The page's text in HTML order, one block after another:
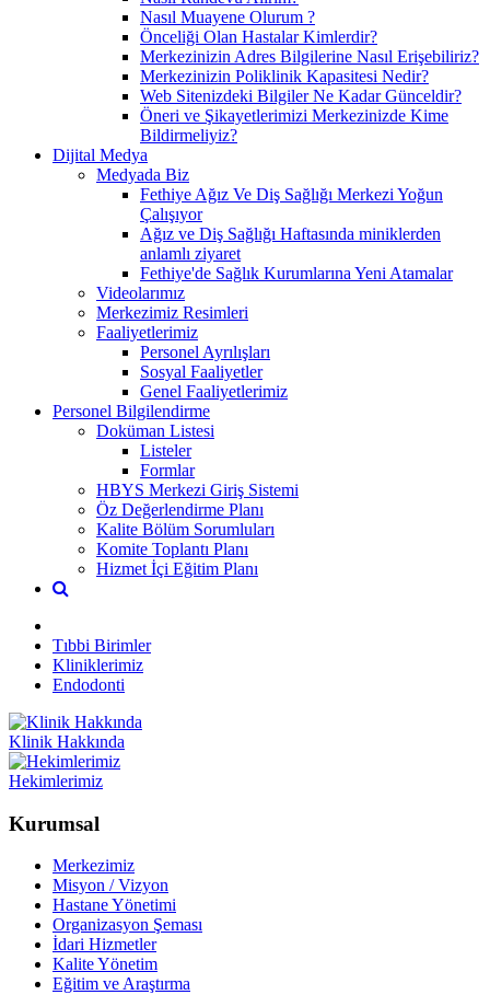
Nasıl Muayene Olurum ?
Önceliği Olan Hastalar Kimlerdir?
Merkezinizin Adres Bilgilerine Nasıl Erişebiliriz?
Merkezinizin Poliklinik Kapasitesi Nedir?
Web Sitenizdeki Bilgiler Ne Kadar Günceldir?
Öneri ve Şikayetlerimizi Merkezinizde Kime
Bildirmeliyiz?
Dijital Medya
Medyada Biz
Fethiye Ağız Ve Diş Sağlığı Merkezi Yoğun
Çalışıyor
Ağız ve Diş Sağlığı Haftasında miniklerden
anlamlı ziyaret
Fethiye'de Sağlık Kurumlarına Yeni Atamalar
Videolarımız
Merkezimiz Resimleri
Faaliyetlerimiz
Personel Ayrılışları
Sosyal Faaliyetler
Genel Faaliyetlerimiz
Personel Bilgilendirme
Doküman Listesi
Listeler
Formlar
HBYS Merkezi Giriş Sistemi
Öz Değerlendirme Planı
Kalite Bölüm Sorumluları
Komite Toplantı Planı
Hizmet İçi Eğitim Planı
Tıbbi Birimler
Kliniklerimiz
Endodonti
Klinik Hakkında
Hekimlerimiz
Kurumsal
Merkezimiz
Misyon / Vizyon
Hastane Yönetimi
Organizasyon Şeması
İdari Hizmetler
Kalite Yönetim
Eğitim ve Araştırma